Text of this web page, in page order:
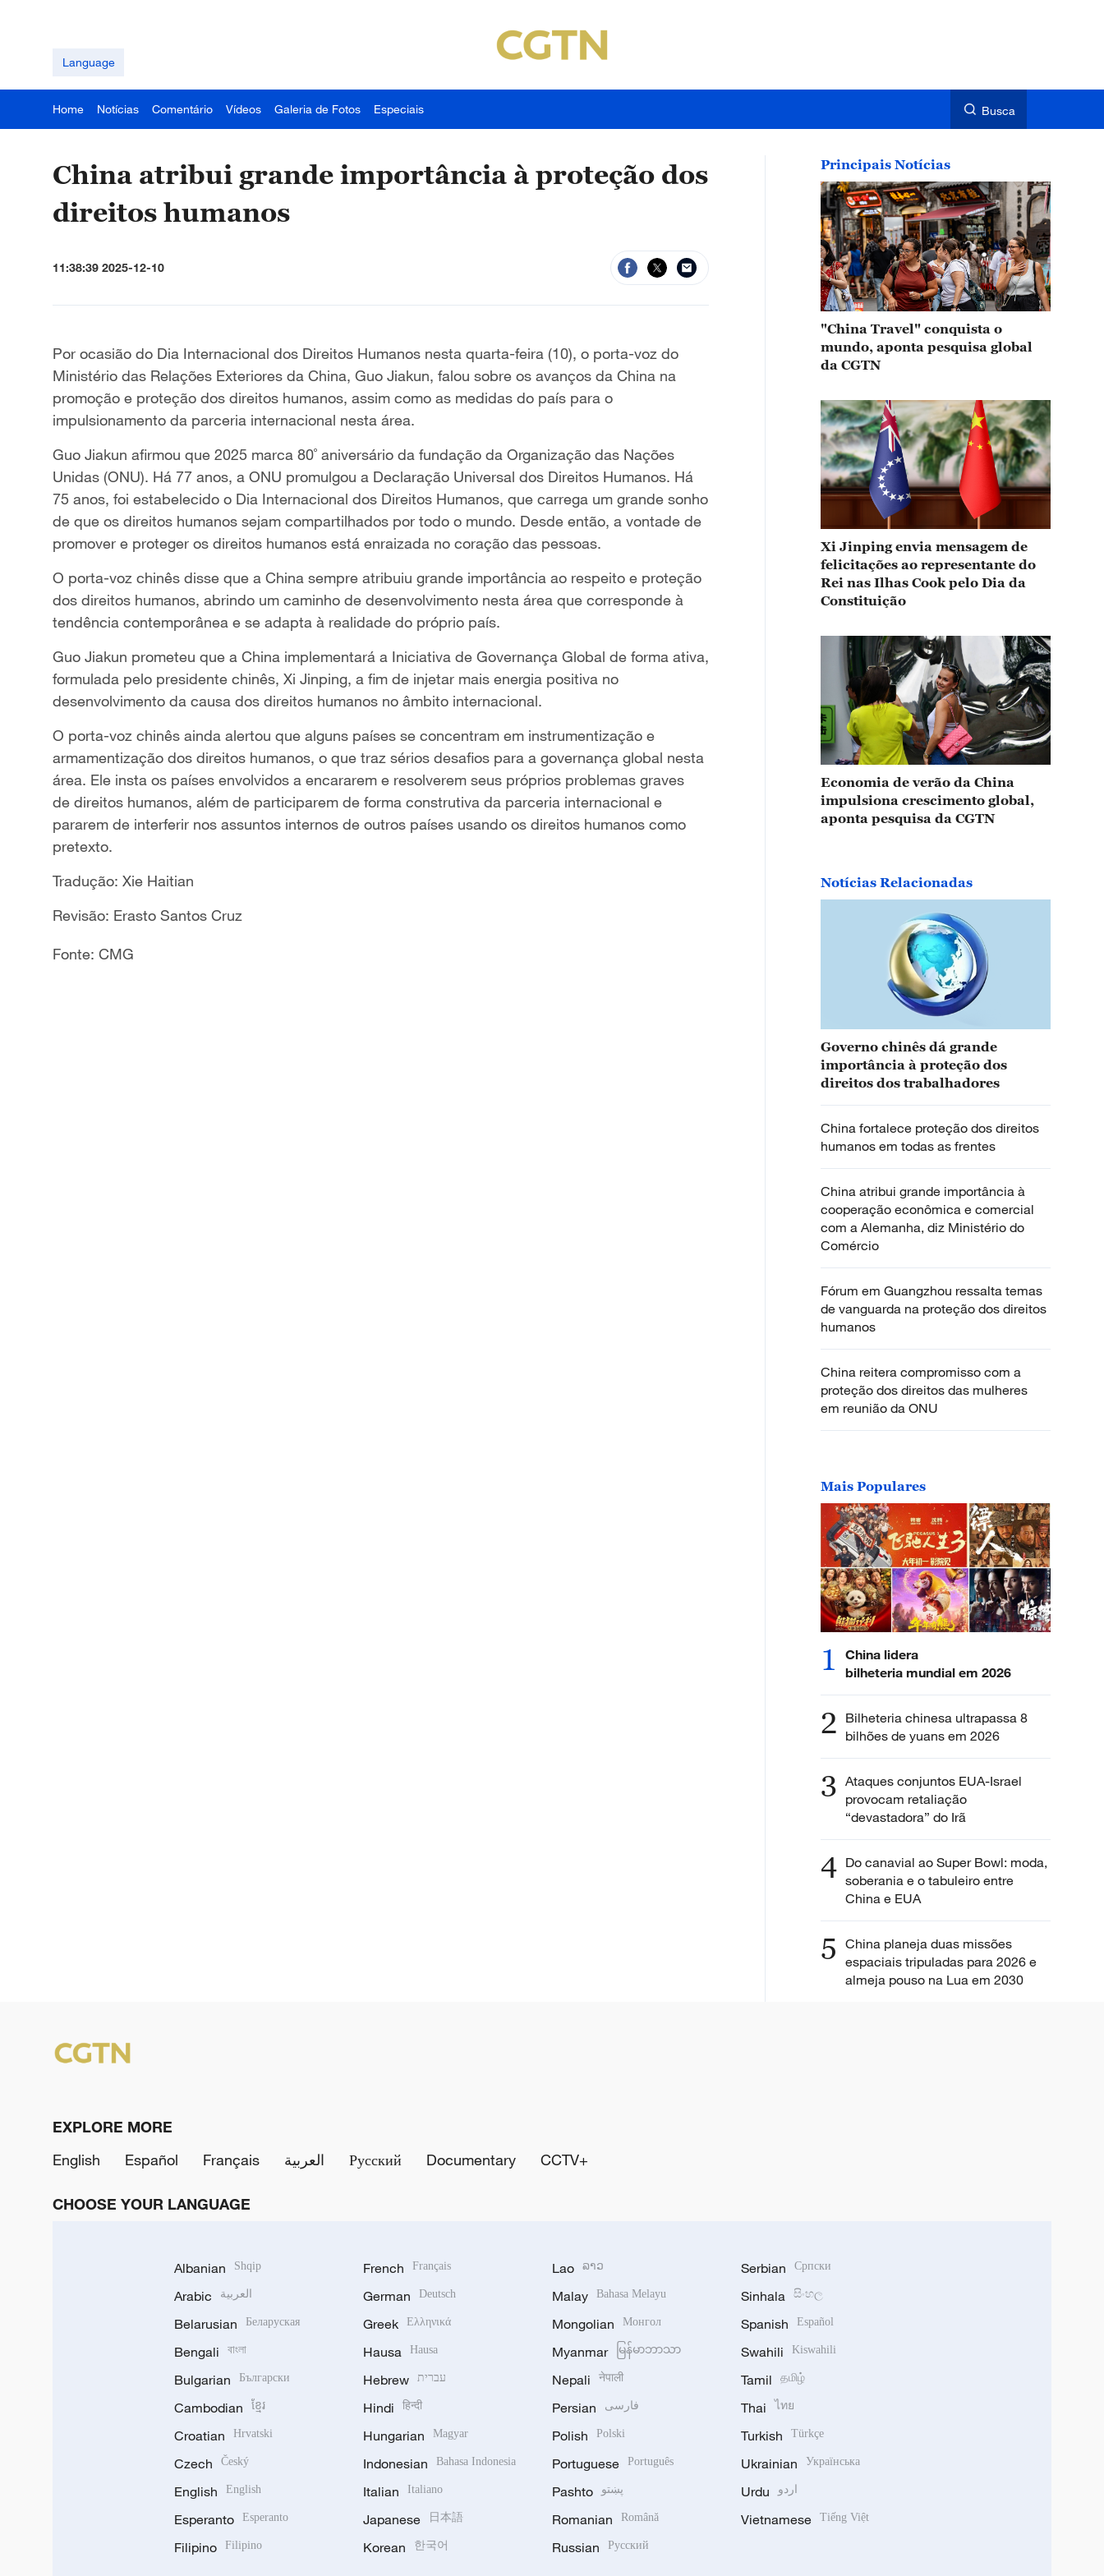
Language
Home Notícias Comentário Vídeos Galeria de Fotos Especiais Busca
China atribui grande importância à proteção dos
direitos humanos
11:38:39 2025-12-10
Por ocasião do Dia Internacional dos Direitos Humanos nesta quarta-feira (10), o porta-voz do
Ministério das Relações Exteriores da China, Guo Jiakun, falou sobre os avanços da China na
promoção e proteção dos direitos humanos, assim como as medidas do país para o
impulsionamento da parceria internacional nesta área.
Guo Jiakun afirmou que 2025 marca 80˚ aniversário da fundação da Organização das Nações
Unidas (ONU). Há 77 anos, a ONU promulgou a Declaração Universal dos Direitos Humanos. Há
75 anos, foi estabelecido o Dia Internacional dos Direitos Humanos, que carrega um grande sonho
de que os direitos humanos sejam compartilhados por todo o mundo. Desde então, a vontade de
promover e proteger os direitos humanos está enraizada no coração das pessoas.
O porta-voz chinês disse que a China sempre atribuiu grande importância ao respeito e proteção
dos direitos humanos, abrindo um caminho de desenvolvimento nesta área que corresponde à
tendência contemporânea e se adapta à realidade do próprio país.
Guo Jiakun prometeu que a China implementará a Iniciativa de Governança Global de forma ativa,
formulada pelo presidente chinês, Xi Jinping, a fim de injetar mais energia positiva no
desenvolvimento da causa dos direitos humanos no âmbito internacional.
O porta-voz chinês ainda alertou que alguns países se concentram em instrumentização e
armamentização dos direitos humanos, o que traz sérios desafios para a governança global nesta
área. Ele insta os países envolvidos a encararem e resolverem seus próprios problemas graves
de direitos humanos, além de participarem de forma construtiva da parceria internacional e
pararem de interferir nos assuntos internos de outros países usando os direitos humanos como
pretexto.
Tradução: Xie Haitian
Revisão: Erasto Santos Cruz
Fonte: CMG
Principais Notícias
"China Travel" conquista o
mundo, aponta pesquisa global
da CGTN
Xi Jinping envia mensagem de
felicitações ao representante do
Rei nas Ilhas Cook pelo Dia da
Constituição
Economia de verão da China
impulsiona crescimento global,
aponta pesquisa da CGTN
Notícias Relacionadas
Governo chinês dá grande
importância à proteção dos
direitos dos trabalhadores
China fortalece proteção dos direitos
humanos em todas as frentes
China atribui grande importância à
cooperação econômica e comercial
com a Alemanha, diz Ministério do
Comércio
Fórum em Guangzhou ressalta temas
de vanguarda na proteção dos direitos
humanos
China reitera compromisso com a
proteção dos direitos das mulheres
em reunião da ONU
Mais Populares
1
China lidera
bilheteria mundial em 2026
2 Bilheteria chinesa ultrapassa 8
bilhões de yuans em 2026
3 Ataques conjuntos EUA-Israel
provocam retaliação
“devastadora” do Irã
4 Do canavial ao Super Bowl: moda,
soberania e o tabuleiro entre
China e EUA
5 China planeja duas missões
espaciais tripuladas para 2026 e
almeja pouso na Lua em 2030
EXPLORE MORE
English
Español Français العربية Русский Documentary CCTV+
CHOOSE YOUR LANGUAGE
Albanian Shqip
Arabic العربية
Belarusian Беларуская
Bengali বাংলা
Bulgarian Български
Cambodian ខ្មែរ
Croatian Hrvatski
Czech Český
English English
Esperanto Esperanto
Filipino Filipino
French Français
German Deutsch
Greek Ελληνικά
Hausa Hausa
Hebrew עברית
Hindi हिन्दी
Hungarian Magyar
Indonesian Bahasa Indonesia
Italian Italiano
Japanese 日本語
Korean 한국어
Lao ລາວ
Malay Bahasa Melayu
Mongolian Монгол
Myanmar မြန်မာဘာသာ
Nepali नेपाली
Persian فارسی
Polish Polski
Portuguese Português
Pashto پښتو
Romanian Română
Russian Русский
Serbian Српски
Sinhala සිංහල
Spanish Español
Swahili Kiswahili
Tamil தமிழ்
Thai ไทย
Turkish Türkçe
Ukrainian Українська
Urdu اردو
Vietnamese Tiếng Việt